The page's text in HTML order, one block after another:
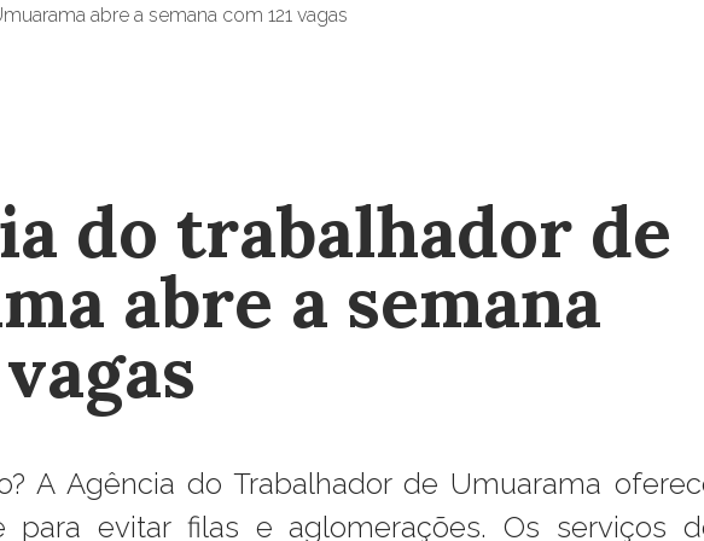
do trabalhador de
abre a semana
A Agência do Trabalhador de Umuarama
para evitar filas e aglomerações. Os serviços